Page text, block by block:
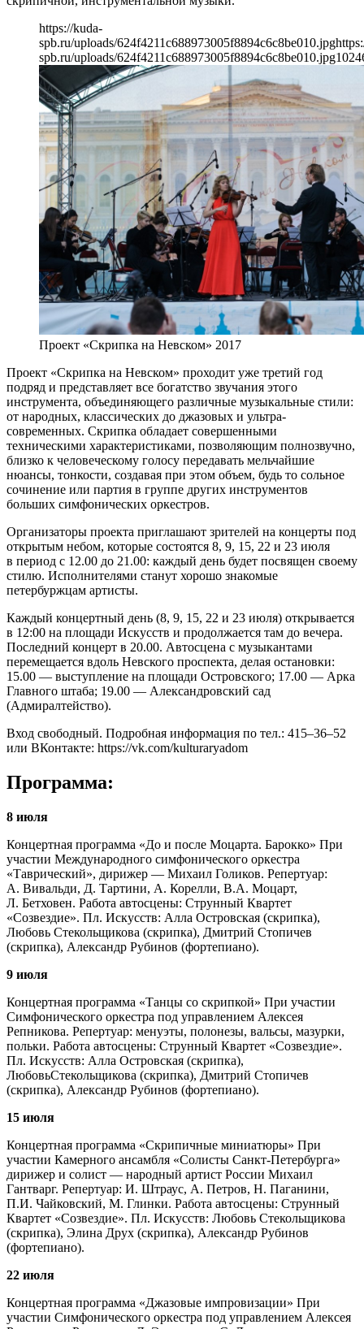
https://kuda-
spb.ru/uploads/624f4211c688973005f8894c6c8be010.jpg
spb.ru/uploads/624f4211c688973005f8894c6c8be010.jpg1024
Проект «Скрипка на Невском» 2017
Проект «Скрипка на Невском» проходит уже третий год
подряд и представляет все богатство звучания этого
инструмента, объединяющего различные музыкальные стили:
от народных, классических до джазовых и ультра-
современных. Скрипка обладает совершенными
техническими характеристиками, позволяющим полнозвучно,
близко к человеческому голосу передавать мельчайшие
нюансы, тонкости, создавая при этом объем, будь то сольное
сочинение или партия в группе других инструментов
больших симфонических оркестров.
Организаторы проекта приглашают зрителей на концерты под
открытым небом, которые состоятся 8, 9, 15, 22 и 23 июля
в период с 12.00 до 21.00: каждый день будет посвящен своему
стилю. Исполнителями станут хорошо знакомые
петербуржцам артисты.
Каждый концертный день (8, 9, 15, 22 и 23 июля) открывается
в 12:00 на площади Искусств и продолжается там до вечера.
Последний концерт в 20.00. Автосцена с музыкантами
перемещается вдоль Невского проспекта, делая остановки:
15.00 — выступление на площади Островского; 17.00 — Арка
Главного штаба; 19.00 — Александровский сад
(Адмиралтейство).
Вход свободный. Подробная информация по тел.: 415–36–52
или ВКонтакте: https://vk.com/kulturaryadom
Программа:
8 июля
Концертная программа «До и после Моцарта. Барокко» При
участии Международного симфонического оркестра
«Таврический», дирижер — Михаил Голиков. Репертуар:
А. Вивальди, Д. Тартини, А. Корелли, В.А. Моцарт,
Л. Бетховен. Работа автосцены: Струнный Квартет
«Созвездие». Пл. Искусств: Алла Островская (скрипка),
Любовь Стекольщикова (скрипка), Дмитрий Стопичев
(скрипка), Александр Рубинов (фортепиано).
9 июля
Концертная программа «Танцы со скрипкой» При участии
Симфонического оркестра под управлением Алексея
Репникова. Репертуар: менуэты, полонезы, вальсы, мазурки,
польки. Работа автосцены: Струнный Квартет «Созвездие».
Пл. Искусств: Алла Островская (скрипка),
ЛюбовьСтекольщикова (скрипка), Дмитрий Стопичев
(скрипка), Александр Рубинов (фортепиано).
15 июля
Концертная программа «Скрипичные миниатюры» При
участии Камерного ансамбля «Солисты Санкт-Петербурга»
дирижер и солист — народный артист России Михаил
Гантварг. Репертуар: И. Штраус, А. Петров, Н. Паганини,
П.И. Чайковский, М. Глинки. Работа автосцены: Струнный
Квартет «Созвездие». Пл. Искусств: Любовь Стекольщикова
(скрипка), Элина Друх (скрипка), Александр Рубинов
(фортепиано).
22 июля
Концертная программа «Джазовые импровизации» При
участии Симфонического оркестра под управлением Алексея